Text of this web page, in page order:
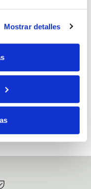
Mostrar detalles
destinatarios: proveedor de
adicional.